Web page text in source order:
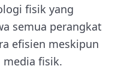
fisik yang
semua perangkat
efisien meskipun
media fisik.